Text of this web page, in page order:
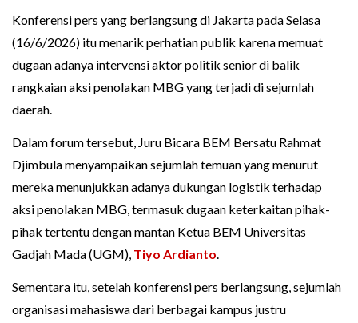
Konferensi pers yang berlangsung di Jakarta pada Selasa
(16/6/2026) itu menarik perhatian publik karena memuat
dugaan adanya intervensi aktor politik senior di balik
rangkaian aksi penolakan MBG yang terjadi di sejumlah
daerah.
Dalam forum tersebut, Juru Bicara BEM Bersatu Rahmat
Djimbula menyampaikan sejumlah temuan yang menurut
mereka menunjukkan adanya dukungan logistik terhadap
aksi penolakan MBG, termasuk dugaan keterkaitan pihak-
pihak tertentu dengan mantan Ketua BEM Universitas
Gadjah Mada (UGM), Tiyo Ardianto.
Sementara itu, setelah konferensi pers berlangsung, sejumlah
organisasi mahasiswa dari berbagai kampus justru